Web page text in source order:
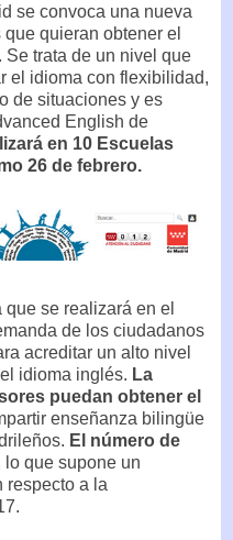
se convoca una nueva
quieran obtener el
trata de un nivel que
el idioma con flexibilidad,
de situaciones y es
English de
en 10 Escuelas
26 de febrero.
se realizará en el
de los ciudadanos
acreditar un alto nivel
idioma inglés. La
puedan obtener el
enseñanza bilingüe
El número de
lo que supone un
respecto a la